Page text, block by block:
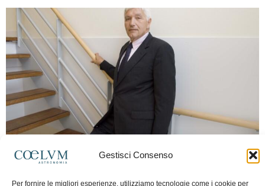
Gestisci Consenso
Per fornire le migliori esperienze, utilizziamo tecnologie come i cookie per
Frida Paolella - 16 Giugno 2026 0
spaziale europea e della missione Planck. Il dialogo ripercorre i principali